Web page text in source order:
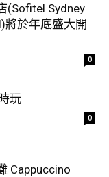
(Sofitel Sydney
將於年底盛大開
0
玩
0
Cappuccino